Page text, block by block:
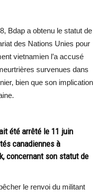
Bdap a obtenu le statut de
des Nations Unies pour
vietnamien l’a accusé
survenues dans
bien que son implication
été arrêté le 11 juin
canadiennes à
concernant son statut de
le renvoi du militant